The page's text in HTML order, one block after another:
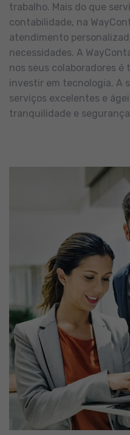
trabalho. Mais do que
contabilidade, na
atendimento
necessidades. A
nos seus colaboradores
investir em tecnologia. A
serviços excelentes e
tranquilidade e